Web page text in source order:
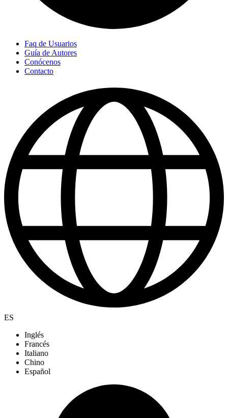
Faq de Usuarios
Guía de Autores
Conócenos
Contacto
ES
Inglés
Francés
Italiano
Chino
Español